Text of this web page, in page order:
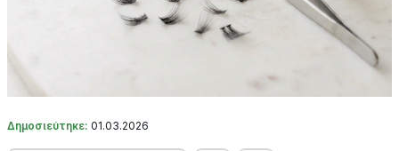
Δημοσιεύτηκε: 01.03.2026